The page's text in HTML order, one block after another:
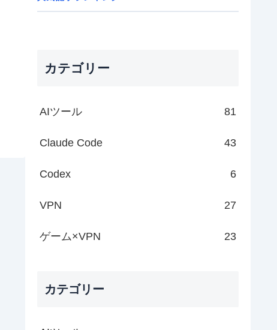
カテゴリー
AIツール 81
Claude Code 43
Codex 6
VPN 27
ゲーム×VPN 23
カテゴリー